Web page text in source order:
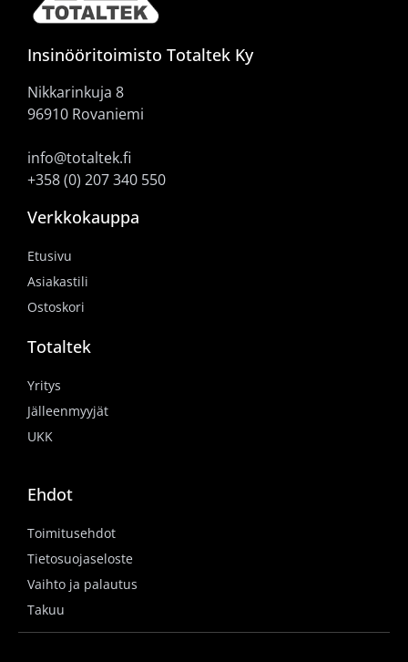
Insinööritoimisto Totaltek Ky
Nikkarinkuja 8
96910 Rovaniemi
info@totaltek.fi
+358 (0) 207 340 550
Verkkokauppa
Etusivu
Asiakastili
Ostoskori
Totaltek
Yritys
Jälleenmyyjät
UKK
Ehdot
Toimitusehdot
Tietosuojaseloste
Vaihto ja palautus
Takuu